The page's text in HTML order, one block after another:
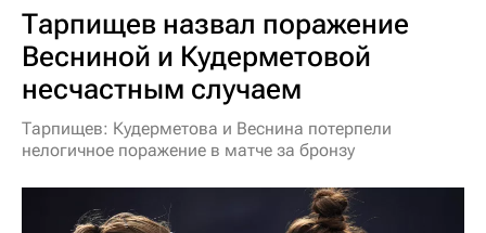
Тарпищев назвал поражение
Весниной и Кудерметовой
несчастным случаем
Тарпищев: Кудерметова и Веснина потерпели
нелогичное поражение в матче за бронзу